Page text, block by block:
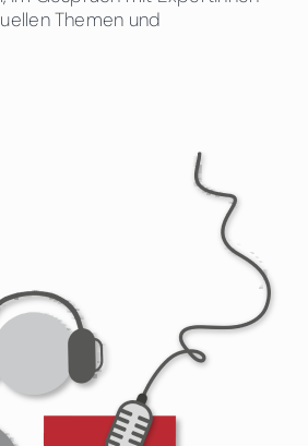
Themen und